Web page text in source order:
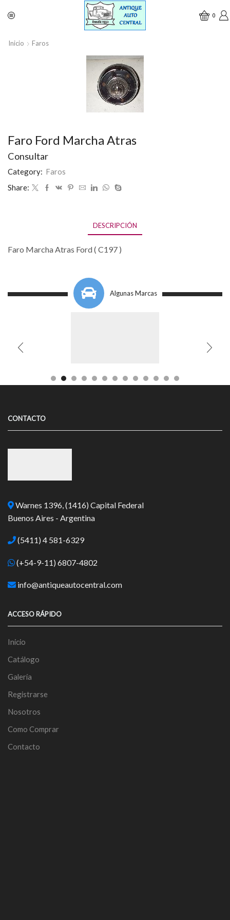
0
Inicio Faros
Faro Ford Marcha Atras
Consultar
Category: Faros
Share:
DESCRIPCIÓN
Faro Marcha Atras Ford ( C197 )
Algunas Marcas
CONTACTO
Warnes 1396, (1416) Capital Federal
Buenos Aires - Argentina
(5411) 4 581-6329
(+54-9-11) 6807-4802
info@antiqueautocentral.com
ACCESO RÁPIDO
Inicio
Catálogo
Galería
Registrarse
Nosotros
Como Comprar
Contacto